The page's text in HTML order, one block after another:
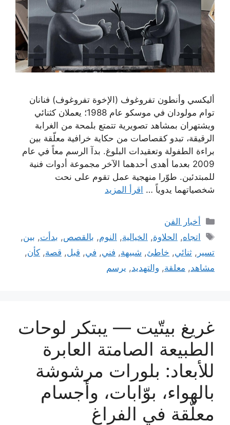
أليكسي وأنطون تفروغوف (الإخوة تفروغوف) فنانان
توام مولودان في موسكو عام 1988؛ يعملان كثنائي
ويشتهران بمشاهد تصويرية تتمتع بلمحة من الغرابة
الرقيقة، تبدو كقصاصات من حكاية خرافية معلّقة بين
براءة الطفولة وتعقيدات البلوغ. بدآ الرسم معاً في عام
2009 بعدما أهدى أحدهما الآخر مجموعة أدوات فنية
للمبتدئين. طوّرا منهجية عمل تقوم على نحت
شخصياتهما يدوياً … اقرأ المزيد
التصنيفات
أخبار الفن
الوسوم
اتجاه, الحلاوة, الخيالية, النوم, بالقصص, بدأت, بين,
تسير , ثنائي, خاطئ, شبيهة, فني, في, قبل, قصة, كأن,
مشاهد, معلقة, والتهديد, يرسم
غريغ بيتّيت — يبتكر لوحات
الطبيعة الصامتة العابرة
للأبعاد: بلورات مرشوشة
بالهواء، بوّابات، وأجسام
معلّقة في الفراغ